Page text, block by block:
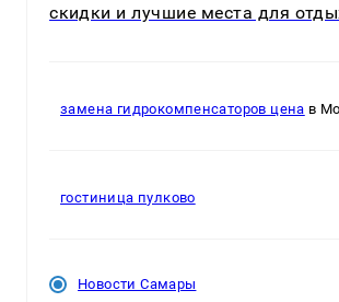
скидки и лучшие места для
замена гидрокомпенсаторов цена в
гостиница пулково
Новости Самары